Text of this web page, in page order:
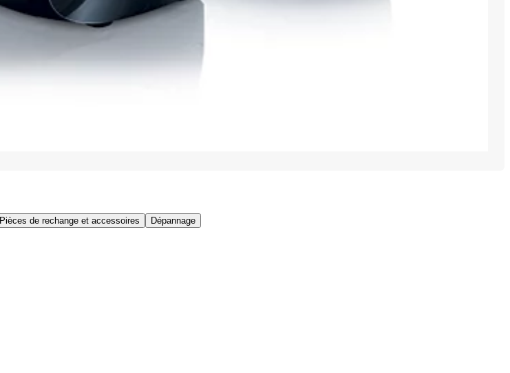
Pièces de rechange et accessoires Dépannage